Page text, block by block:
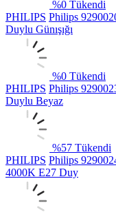
%0 Tükendi
PHILIPS Philips
Duylu Günışığı
%0 Tükendi
PHILIPS Philips
Duylu Beyaz
%57 Tükendi
PHILIPS Philips
4000K E27 Duy